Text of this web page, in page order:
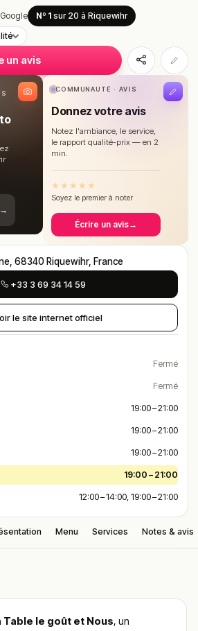
Nº 1 sur 20 à Riquewihr
un avis
→
COMMUNAUTÉ · AVIS
Donnez votre avis
Notez l'ambiance, le service,
le rapport qualité-prix — en 2
min.
★ ★ ★ ★ ★
Soyez le premier à noter
Écrire un avis→
68340 Riquewihr, France
+33 3 69 34 14 59
le site internet officiel
Fermé
Fermé
19:00 – 21:00
19:00 – 21:00
19:00 – 21:00
19:00 – 21:00
12:00 – 14:00, 19:00 – 21:00
Menu Services Notes & avis
Table le goût et Nous, un